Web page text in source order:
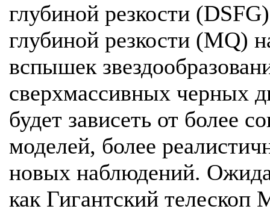
глубиной резкости
глубиной резкости (MQ)
вспышек
сверхмассивных черных
будет зависеть от более
моделей, более
новых наблюдений.
как Гигантский